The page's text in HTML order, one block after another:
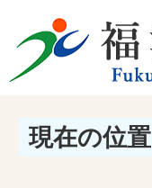
現在の位置